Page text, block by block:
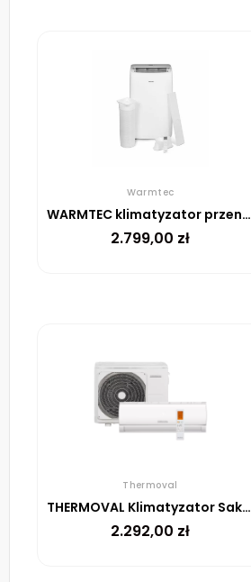
Warmtec
WARMTEC klimatyzator przenośny KP41W z Wi-Fi
2.799,00 zł
Thermoval
THERMOVAL Klimatyzator Sakai TVK-S30 moc 3,6 kW komplet klimatyzacji
2.292,00 zł